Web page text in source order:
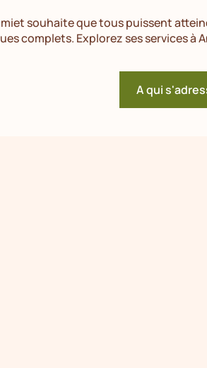
souhaite que tous puissent
complets. Explorez ses services à
A qui